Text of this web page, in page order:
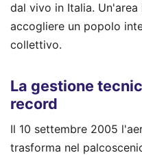
dal vivo in Italia.
accogliere un popolo
collettivo.
La gestione
record
Il 10 settembre 2005
trasforma nel